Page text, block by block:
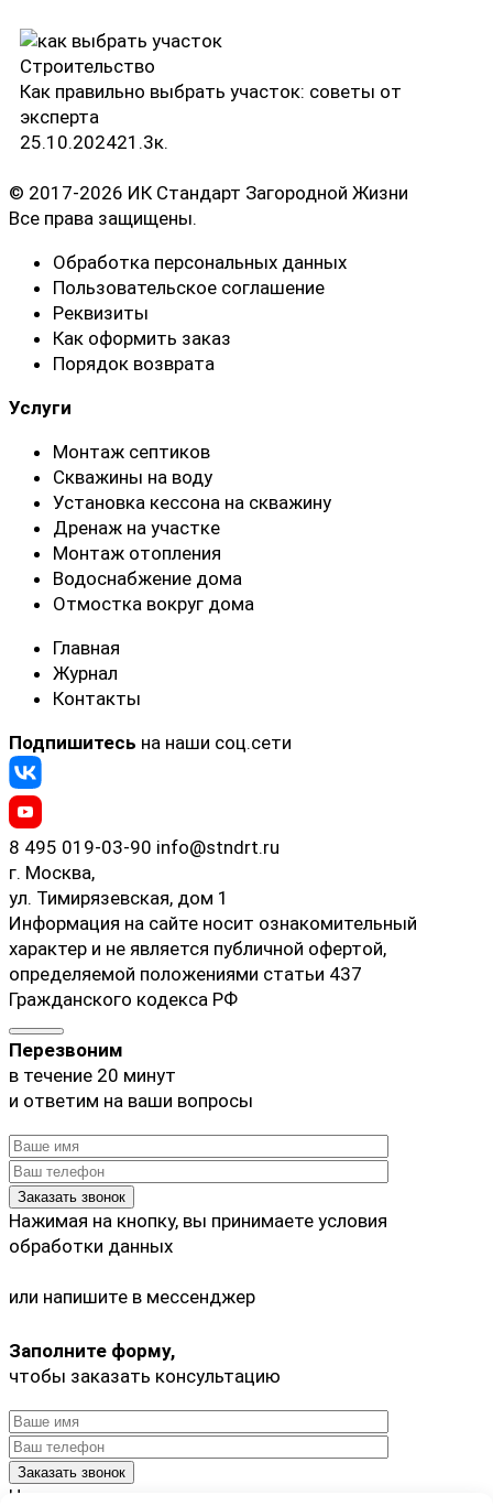
Строительство
Как правильно выбрать участок: советы от
эксперта
25.10.202421.3к.
© 2017-2026 ИК Стандарт Загородной Жизни
Все права защищены.
Обработка персональных данных
Пользовательское соглашение
Реквизиты
Как оформить заказ
Порядок возврата
Услуги
Монтаж септиков
Скважины на воду
Установка кессона на скважину
Дренаж на участке
Монтаж отопления
Водоснабжение дома
Отмостка вокруг дома
Главная
Журнал
Контакты
Подпишитесь на наши соц.сети
8 495 019-03-90 info@stndrt.ru
г. Москва,
ул. Тимирязевская, дом 1
Информация на сайте носит ознакомительный
характер и не является публичной офертой,
определяемой положениями статьи 437
Гражданского кодекса РФ
Перезвоним
в течение 20 минут
и ответим на ваши вопросы
Нажимая на кнопку, вы принимаете условия
обработки данных
или напишите в мессенджер
Заполните форму,
чтобы заказать консультацию
Нажимая на кнопку, вы принимаете